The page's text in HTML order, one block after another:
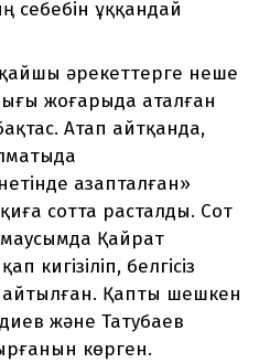
себебін ұққандай
әрекеттерге неше
жоғарыда аталған
Атап айтқанда,
азапталған»
сотта расталды. Сот
маусымда Қайрат
кигізіліп, белгісіз
айтылған. Қапты шешкен
және Татубаев
көрген.